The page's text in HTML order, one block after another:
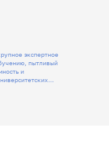
экспертное
пытливый